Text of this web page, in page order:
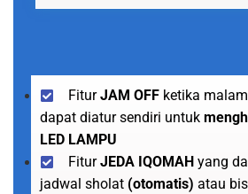
FiturJAM OFF ketika
dapat diatur sendiri untuk
LED LAMPU
FiturJEDA IQOMAH yang
jadwal sholat (otomatis) atau